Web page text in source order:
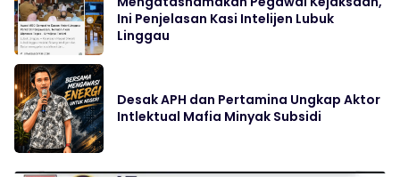
Ini Penjelasan Kasi Intelijen Lubuk
Linggau
Desak APH dan Pertamina Ungkap Aktor
Intlektual Mafia Minyak Subsidi